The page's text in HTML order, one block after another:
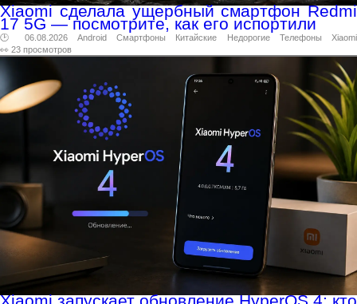
Xiaomi сделала ущербный смартфон Redmi
17 5G — посмотрите, как его испортили
🕑 06.08.2026 Android Смартфоны Китайские Недорогие Телефоны
Xiaomi
👀 23 просмотров
Xiaomi запускает обновление HyperOS 4: кто